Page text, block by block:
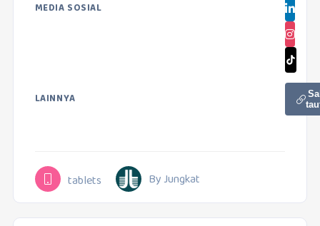
MEDIA SOSIAL
LAINNYA
tablets By Jungkat